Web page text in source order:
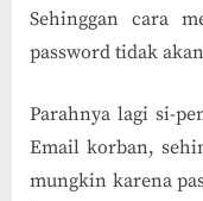
Sehinggan cara
password tidak
Parahnya lagi si-
Email korban,
mungkin karena